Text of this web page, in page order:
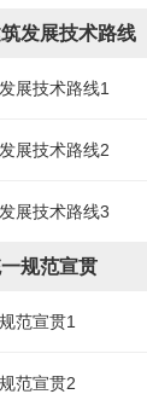
发展技术路线
展技术路线1
展技术路线2
展技术路线3
规范宣贯
范宣贯1
范宣贯2